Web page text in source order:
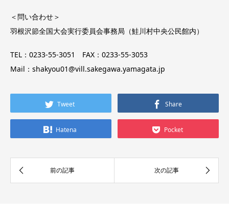
＜問い合わせ＞
羽根沢節全国大会実行委員会事務局（鮭川村中央公民館内）
TEL：0233-55-3051 FAX：0233-55-3053
Mail：shakyou01@vill.sakegawa.yamagata.jp
Tweet Share
Hatena Pocket